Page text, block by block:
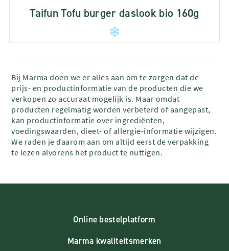
Taifun Tofu burger daslook bio 160g
Bij Marma doen we er alles aan om te zorgen dat de
prijs- en productinformatie van de producten die we
verkopen zo accuraat mogelijk is. Maar omdat
producten regelmatig worden verbeterd of aangepast,
kan productinformatie over ingrediënten,
voedingswaarden, dieet- of allergie-informatie wijzigen.
We raden je daarom aan om altijd eerst de verpakking
te lezen alvorens het product te nuttigen.
Online bestelplatform
Marma kwaliteitsmerken